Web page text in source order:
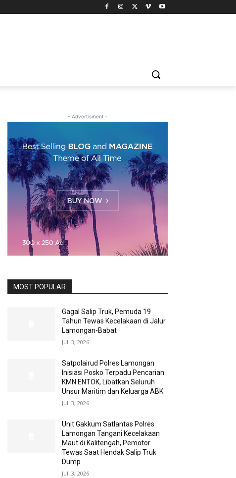
- Advertisment -
MOST POPULAR
Gagal Salip Truk, Pemuda 19
Tahun Tewas Kecelakaan di Jalur
Lamongan-Babat
Juli 3, 2026
Satpolairud Polres Lamongan
Inisiasi Posko Terpadu Pencarian
KMN ENTOK, Libatkan Seluruh
Unsur Maritim dan Keluarga ABK
Juli 3, 2026
Unit Gakkum Satlantas Polres
Lamongan Tangani Kecelakaan
Maut di Kalitengah, Pemotor
Tewas Saat Hendak Salip Truk
Dump
Juli 3, 2026